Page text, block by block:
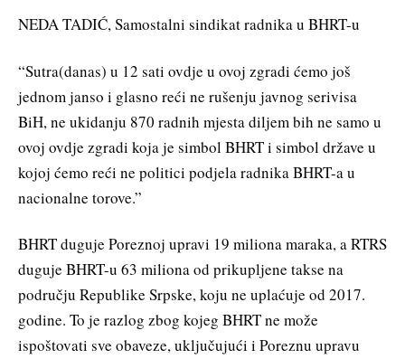
NEDA TADIĆ, Samostalni sindikat radnika u BHRT-u
“Sutra(danas) u 12 sati ovdje u ovoj zgradi ćemo još
jednom janso i glasno reći ne rušenju javnog serivisa
BiH, ne ukidanju 870 radnih mjesta diljem bih ne samo u
ovoj ovdje zgradi koja je simbol BHRT i simbol države u
kojoj ćemo reći ne politici podjela radnika BHRT-a u
nacionalne torove.”
BHRT duguje Poreznoj upravi 19 miliona maraka, a RTRS
duguje BHRT-u 63 miliona od prikupljene takse na
području Republike Srpske, koju ne uplaćuje od 2017.
godine. To je razlog zbog kojeg BHRT ne može
ispoštovati sve obaveze, uključujući i Poreznu upravu